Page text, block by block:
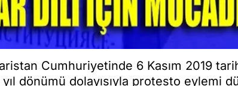
Cumhuriyetinde 6 Kasım 2019
dönümü dolayısıyla protesto eylemi